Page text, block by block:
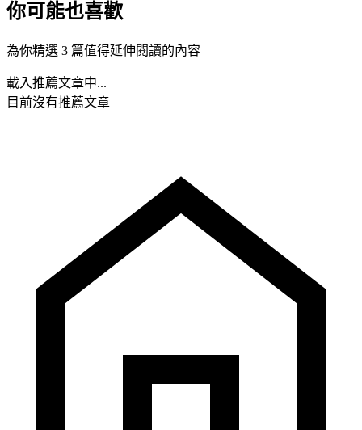
你可能也喜歡
為你精選 3 篇值得延伸閱讀的內容
載入推薦文章中...
目前沒有推薦文章